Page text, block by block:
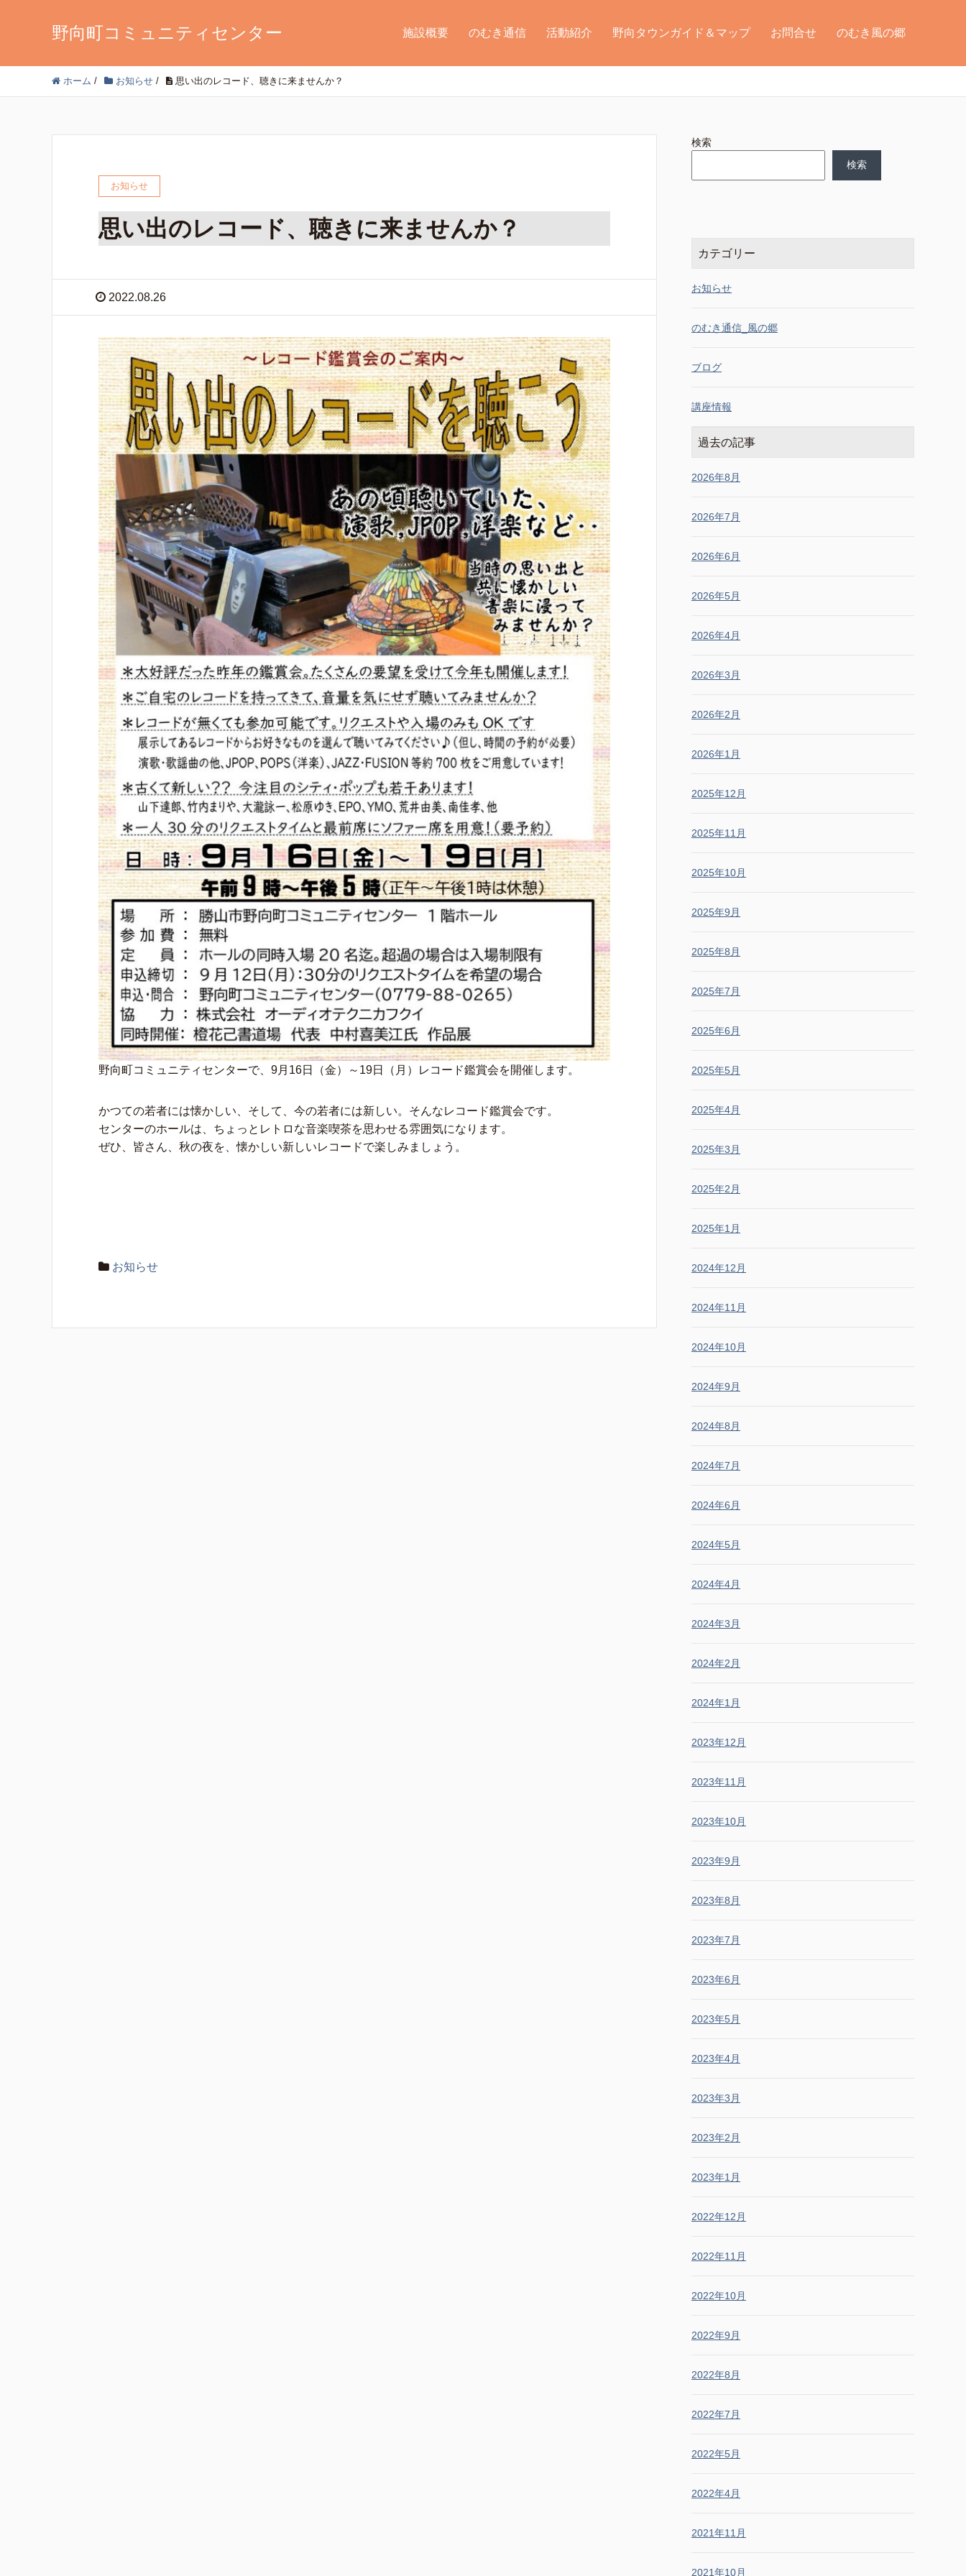
野向町コミュニティセンター 施設概要 のむき通信 活動紹介 野向タウンガイド＆マップ お問合せ のむき風の郷
ホーム / お知らせ / 思い出のレコード、聴きに来ませんか？
お知らせ
思い出のレコード、聴きに来ませんか？
2022.08.26
野向町コミュニティセンターで、9月16日（金）～19日（月）レコード鑑賞会を開催します。
かつての若者には懐かしい、そして、今の若者には新しい。そんなレコード鑑賞会です。
センターのホールは、ちょっとレトロな音楽喫茶を思わせる雰囲気になります。
ぜひ、皆さん、秋の夜を、懐かしい新しいレコードで楽しみましょう。
お知らせ
検索
検索
カテゴリー
お知らせ
のむき通信_風の郷
ブログ
講座情報
過去の記事
2026年8月
2026年7月
2026年6月
2026年5月
2026年4月
2026年3月
2026年2月
2026年1月
2025年12月
2025年11月
2025年10月
2025年9月
2025年8月
2025年7月
2025年6月
2025年5月
2025年4月
2025年3月
2025年2月
2025年1月
2024年12月
2024年11月
2024年10月
2024年9月
2024年8月
2024年7月
2024年6月
2024年5月
2024年4月
2024年3月
2024年2月
2024年1月
2023年12月
2023年11月
2023年10月
2023年9月
2023年8月
2023年7月
2023年6月
2023年5月
2023年4月
2023年3月
2023年2月
2023年1月
2022年12月
2022年11月
2022年10月
2022年9月
2022年8月
2022年7月
2022年5月
2022年4月
2021年11月
2021年10月